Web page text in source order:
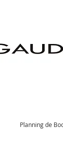
Planning de